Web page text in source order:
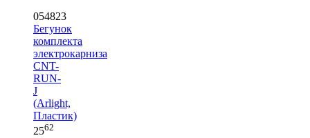
054823
Бегунок
комплекта
электрокарниза
CNT-
RUN-
J
(Arlight,
Пластик)
2562